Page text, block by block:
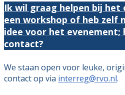
Ik wil graag helpen bij het
een workshop of heb zelf
idee voor het evenement;
contact?
We staan open voor leuke,
contact op via interreg@rvo.nl.